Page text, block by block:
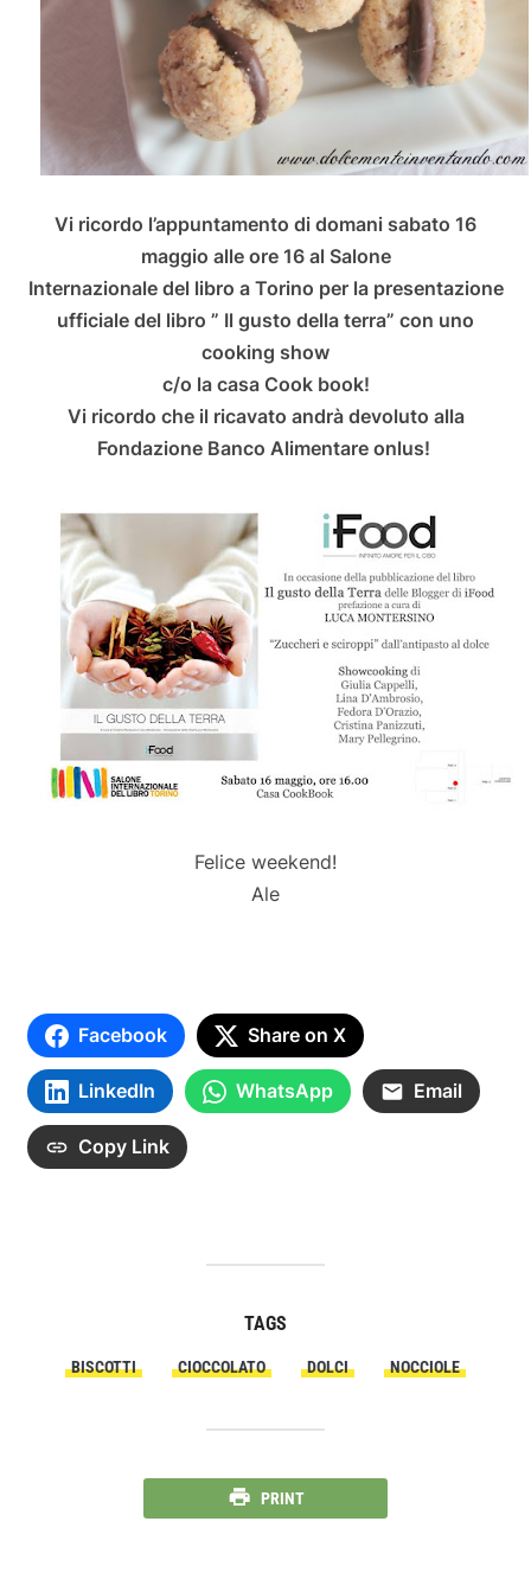
Vi ricordo l’appuntamento di domani sabato 16
maggio alle ore 16 al Salone
Internazionale del libro a Torino per la presentazione
ufficiale del libro ” Il gusto della terra” con uno
cooking show
c/o la casa Cook book!
Vi ricordo che il ricavato andrà devoluto alla
Fondazione Banco Alimentare onlus!
Felice weekend!
Ale
Facebook Share on X
LinkedIn WhatsApp Email
Copy Link
TAGS
BISCOTTI CIOCCOLATO DOLCI NOCCIOLE
PRINT